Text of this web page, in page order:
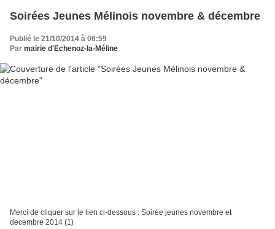
Soirées Jeunes Mélinois novembre & décembre
Publié le 21/10/2014 à 06:59
Par mairie d'Echenoz-la-Méline
Merci de cliquer sur le lien ci-dessous : Soirée jeunes novembre et
decembre 2014 (1)